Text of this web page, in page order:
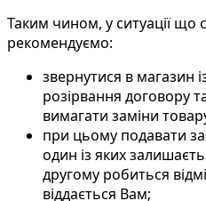
Таким чином, у ситуації що
рекомендуємо:
звернутися в магазин
розірвання договору
вимагати заміни
при цьому подавати
один із яких
другому робиться
віддається Вам;